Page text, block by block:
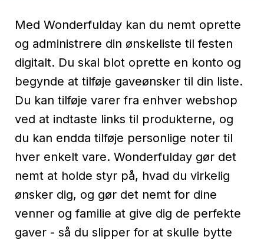
Med Wonderfulday kan du nemt oprette
og administrere din ønskeliste til festen
digitalt. Du skal blot oprette en konto og
begynde at tilføje gaveønsker til din liste.
Du kan tilføje varer fra enhver webshop
ved at indtaste links til produkterne, og
du kan endda tilføje personlige noter til
hver enkelt vare. Wonderfulday gør det
nemt at holde styr på, hvad du virkelig
ønsker dig, og gør det nemt for dine
venner og familie at give dig de perfekte
gaver - så du slipper for at skulle bytte